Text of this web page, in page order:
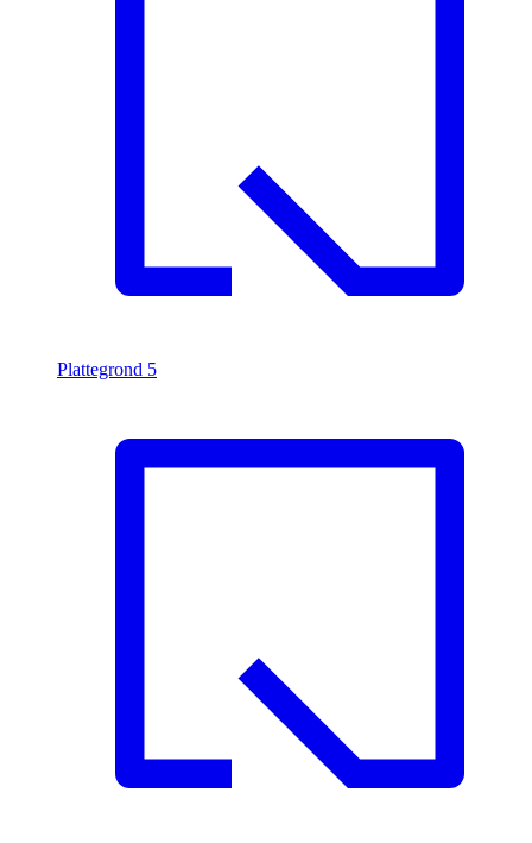
Plattegrond 5